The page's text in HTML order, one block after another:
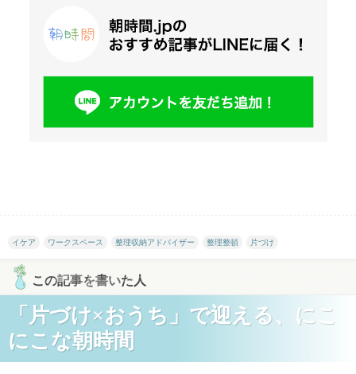
イケア ワークスペース 整理収納アドバイザー 整理整頓 片づけ
この記事を書いた人
「片づけ×おうち」で迎える、にこ
にこな朝時間